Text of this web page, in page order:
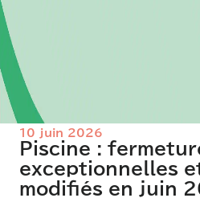
10 juin 2026
Piscine :
exceptionnelles
modifiés en juin